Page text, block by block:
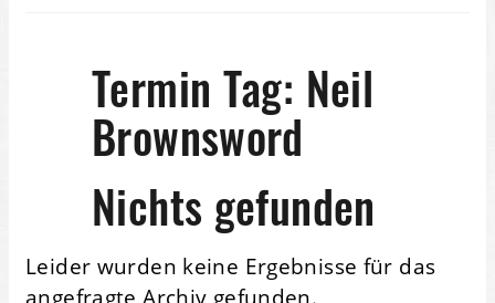
Termin Tag: Neil
Brownsword
Nichts gefunden
Leider wurden keine Ergebnisse für das
angefragte Archiv gefunden.